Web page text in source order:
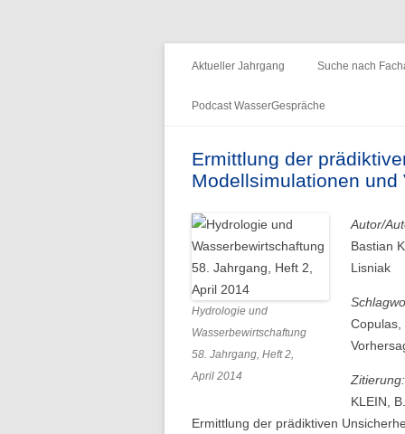
HyWa
Aktueller Jahrgang Suche nach
Podcast WasserGespräche
Folge 14 – Aueninstitut
Folge 13 – Niedrigwasser & die
Informationsplattform UNDINE
Folge 12 – International Centre for
Water Resources and Global
Change
Folge 11 – Institut für
Seenforschung, ISF
Ermittlung der
Modellsimulationen und
Hydrologie und
Wasserbewirtschaftung
58. Jahrgang, Heft 2,
April 2014
Autor/
Bastian
Lisniak
Copulas,
Zitierung:
KLEIN,
Ermittlung der prädiktiven